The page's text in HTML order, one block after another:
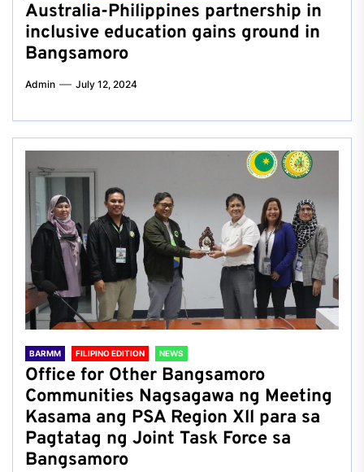
Australia-Philippines partnership in
inclusive education gains ground in
Bangsamoro
Admin July 12, 2024
BARMM FILIPINO EDITION NEWS
Office for Other Bangsamoro
Communities Nagsagawa ng Meeting
Kasama ang PSA Region Xll para sa
Pagtatag ng Joint Task Force sa
Bangsamoro